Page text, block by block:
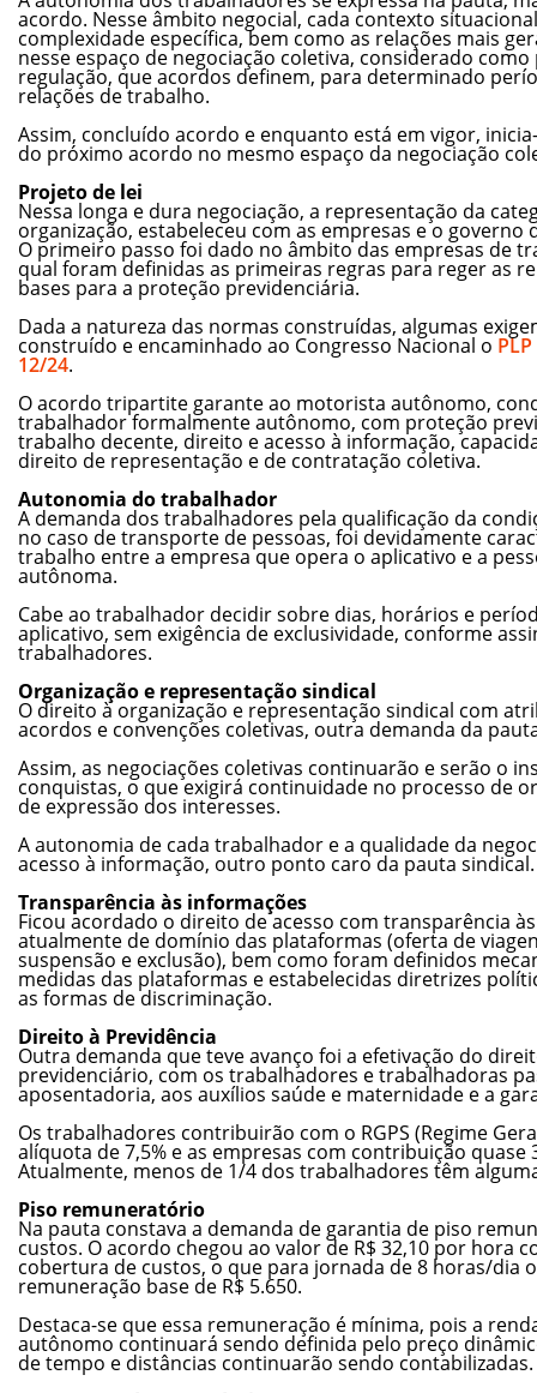
acordo. Nesse âmbito negocial, cada contexto
complexidade específica, bem como as relações mais
nesse espaço de negociação coletiva, considerado
regulação, que acordos definem, para determinado
relações de trabalho.
Assim, concluído acordo e enquanto está em vigor,
do próximo acordo no mesmo espaço da negociação
Projeto de lei
Nessa longa e dura negociação, a representação da
organização, estabeleceu com as empresas e o
O primeiro passo foi dado no âmbito das empresas de
qual foram definidas as primeiras regras para reger as
bases para a proteção previdenciária.
Dada a natureza das normas construídas, algumas
construído e encaminhado ao Congresso Nacional o
12/24.
O acordo tripartite garante ao motorista autônomo,
trabalhador formalmente autônomo, com proteção
trabalho decente, direito e acesso à informação,
direito de representação e de contratação coletiva.
Autonomia do trabalhador
A demanda dos trabalhadores pela qualificação da
no caso de transporte de pessoas, foi devidamente
trabalho entre a empresa que opera o aplicativo e a
autônoma.
Cabe ao trabalhador decidir sobre dias, horários e
aplicativo, sem exigência de exclusividade, conforme
trabalhadores.
Organização e representação sindical
O direito à organização e representação sindical com
acordos e convenções coletivas, outra demanda da
Assim, as negociações coletivas continuarão e serão o
conquistas, o que exigirá continuidade no processo de
de expressão dos interesses.
A autonomia de cada trabalhador e a qualidade da
acesso à informação, outro ponto caro da pauta sindical.
Transparência às informações
Ficou acordado o direito de acesso com transparência
atualmente de domínio das plataformas (oferta de
suspensão e exclusão), bem como foram definidos
medidas das plataformas e estabelecidas diretrizes
as formas de discriminação.
Direito à Previdência
Outra demanda que teve avanço foi a efetivação do
previdenciário, com os trabalhadores e trabalhadoras
aposentadoria, aos auxílios saúde e maternidade e a
Os trabalhadores contribuirão com o RGPS (Regime
alíquota de 7,5% e as empresas com contribuição quase
Atualmente, menos de 1/4 dos trabalhadores têm
Piso remuneratório
Na pauta constava a demanda de garantia de piso
custos. O acordo chegou ao valor de R$ 32,10 por hora
cobertura de custos, o que para jornada de 8 horas/dia
remuneração base de R$ 5.650.
Destaca-se que essa remuneração é mínima, pois a
autônomo continuará sendo definida pelo preço
de tempo e distâncias continuarão sendo contabilizadas.